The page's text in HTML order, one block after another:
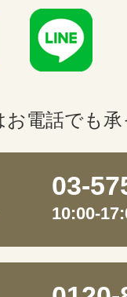
電話でも
03-
10:00-